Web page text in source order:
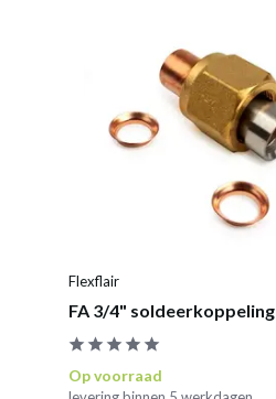
Flexflair
FA 3/4" soldeerkoppeling
Op voorraad